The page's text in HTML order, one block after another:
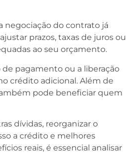
negociação do contrato já
prazos, taxas de juros ou
ao seu orçamento.
de pagamento ou a liberação
crédito adicional. Além de
pode beneficiar quem
dívidas, reorganizar o
a crédito e melhores
reais, é essencial analisar